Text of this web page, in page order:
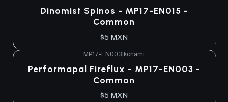
Dinomist Spinos - MP17-EN015 -
Common
$5 MXN
MP17-EN003|konami
Performapal Fireflux - MP17-EN003 -
Common
$5 MXN